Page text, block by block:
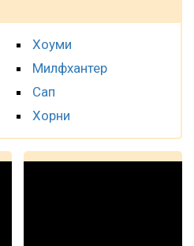
Хоуми
Милфхантер
Сап
Хорни